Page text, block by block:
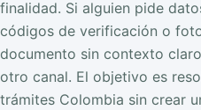
finalidad. Si alguien pide
códigos de verificación o
documento sin contexto
otro canal. El objetivo es
trámites Colombia sin crear